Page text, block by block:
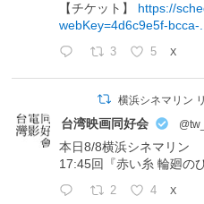
【チケット】 https://
webKey=4d6c9e5f-bcca-...
3 5 X
横浜シネマリン
台湾映画同好会
本日8/8横浜シネマリン
17:45回『赤い糸 輪廻の
2 4 X